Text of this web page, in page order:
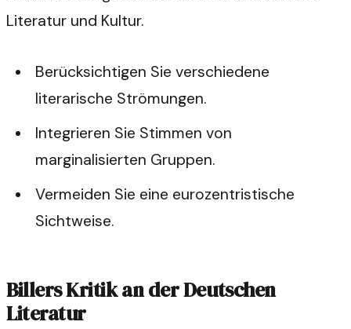
Literatur und Kultur.
Berücksichtigen Sie verschiedene
literarische Strömungen.
Integrieren Sie Stimmen von
marginalisierten Gruppen.
Vermeiden Sie eine eurozentristische
Sichtweise.
Billers Kritik an der Deutschen
Literatur